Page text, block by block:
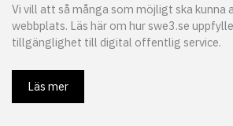
Vi vill att så många som möjligt ska kunna
webbplats. Läs här om hur swe3.se
tillgänglighet till digital offentlig service.
Läs mer